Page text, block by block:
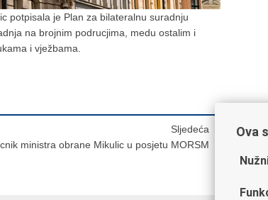
potpisala je Plan za bilateralnu suradnju
na brojnim podrucjima, medu ostalim i
i vježbama.
Sljedeća
ministra obrane Mikulic u posjetu MORSM
Ova